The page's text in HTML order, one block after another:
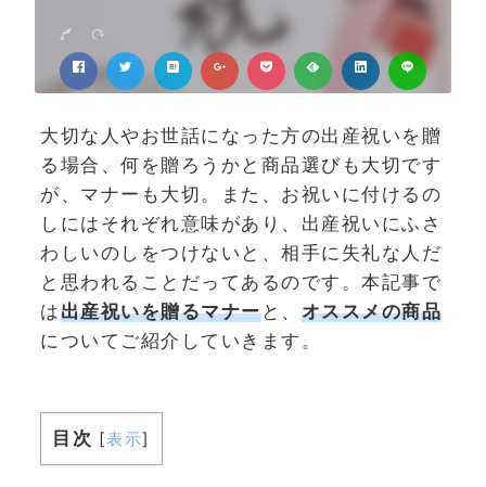
大切な人やお世話になった方の出産祝いを贈
る場合、何を贈ろうかと商品選びも大切です
が、マナーも大切。また、お祝いに付けるの
しにはそれぞれ意味があり、出産祝いにふさ
わしいのしをつけないと、相手に失礼な人だ
と思われることだってあるのです。本記事で
は出産祝いを贈るマナーと、 オススメの商品
についてご紹介していきます。
目次 [表示]